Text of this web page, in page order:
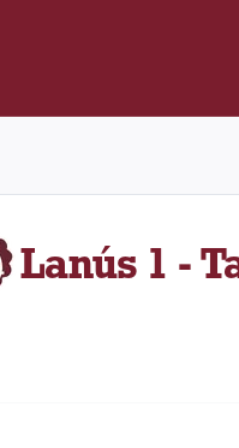
Lanús y Talleres
Lanús 1 -